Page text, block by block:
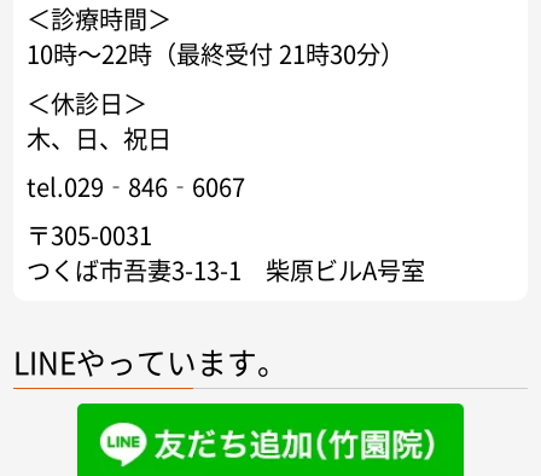
＜診療時間＞
10時～22時（最終受付 21時30分）
＜休診日＞
木、日、祝日
tel.029‐846‐6067
〒305-0031
つくば市吾妻3-13-1 柴原ビルA号室
LINEやっています。